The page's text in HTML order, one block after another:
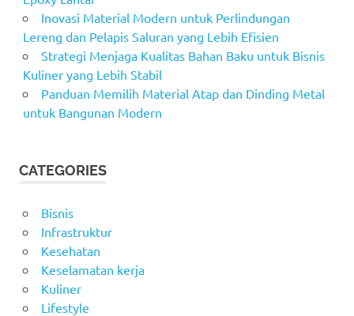
Inovasi Material Modern untuk Perlindungan
Lereng dan Pelapis Saluran yang Lebih Efisien
Strategi Menjaga Kualitas Bahan Baku untuk Bisnis
Kuliner yang Lebih Stabil
Panduan Memilih Material Atap dan Dinding Metal
untuk Bangunan Modern
CATEGORIES
Bisnis
Infrastruktur
Kesehatan
Keselamatan kerja
Kuliner
Lifestyle